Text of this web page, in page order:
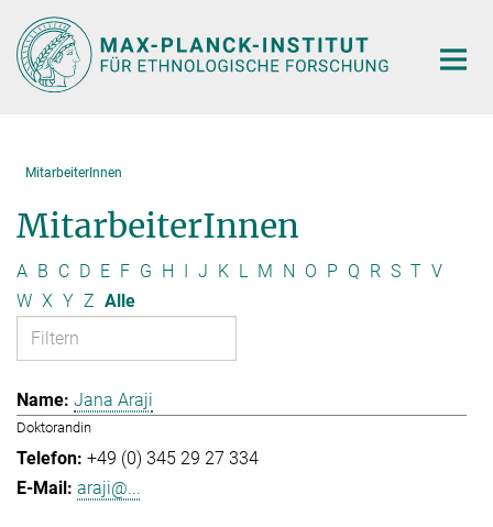
Hauptinhalt
MitarbeiterInnen
MitarbeiterInnen
A B C D E F G H I J K L M N O P Q R S T V
W X Y Z Alle
Jana Araji
Doktorandin
+49 (0) 345 29 27 334
araji@...